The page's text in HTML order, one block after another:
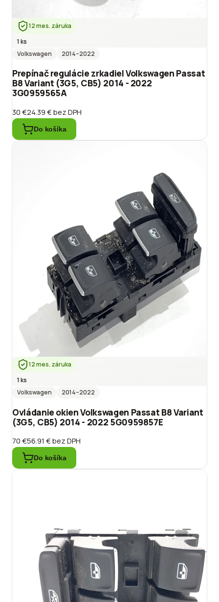
12 mes. záruka
1 ks
Volkswagen
2014–2022
Prepínač regulácie zrkadiel Volkswagen Passat
B8 Variant (3G5, CB5) 2014 - 2022
3G0959565A
30 €24.39 €bez DPH
Do košíka
12 mes. záruka
1 ks
Volkswagen
2014–2022
Ovládanie okien Volkswagen Passat B8 Variant
(3G5, CB5) 2014 - 2022 5G0959857E
70 €56.91 €bez DPH
Do košíka